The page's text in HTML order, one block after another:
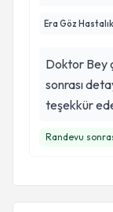
Era Göz
Doktor Bey
sonrası
teşekkür
Randevu